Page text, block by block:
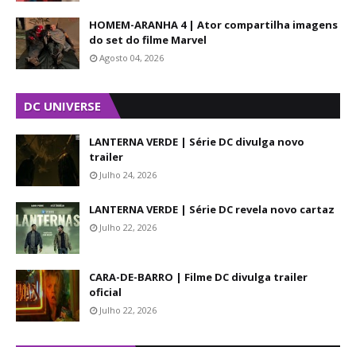
HOMEM-ARANHA 4 | Ator compartilha imagens
do set do filme Marvel
Agosto 04, 2026
DC UNIVERSE
LANTERNA VERDE | Série DC divulga novo
trailer
Julho 24, 2026
LANTERNA VERDE | Série DC revela novo cartaz
Julho 22, 2026
CARA-DE-BARRO | Filme DC divulga trailer
oficial
Julho 22, 2026